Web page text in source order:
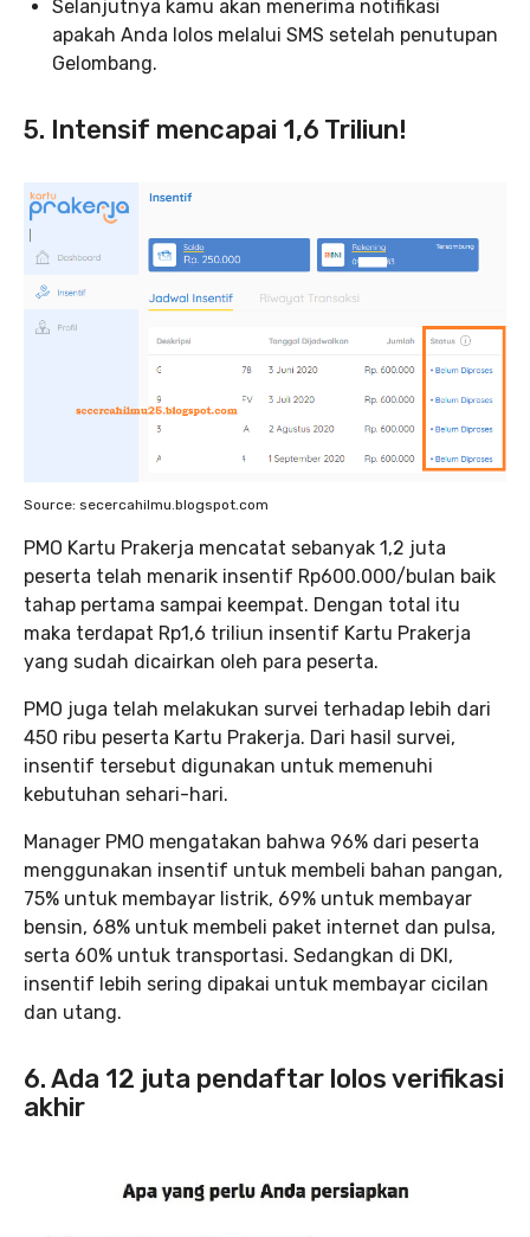
Selanjutnya kamu akan menerima notifikasi
apakah Anda lolos melalui SMS setelah penutupan
Gelombang.
5. Intensif mencapai 1,6 Triliun!
Source: secercahilmu.blogspot.com
PMO Kartu Prakerja mencatat sebanyak 1,2 juta
peserta telah menarik insentif Rp600.000/bulan baik
tahap pertama sampai keempat. Dengan total itu
maka terdapat Rp1,6 triliun insentif Kartu Prakerja
yang sudah dicairkan oleh para peserta.
PMO juga telah melakukan survei terhadap lebih dari
450 ribu peserta Kartu Prakerja. Dari hasil survei,
insentif tersebut digunakan untuk memenuhi
kebutuhan sehari-hari.
Manager PMO mengatakan bahwa 96% dari peserta
menggunakan insentif untuk membeli bahan pangan,
75% untuk membayar listrik, 69% untuk membayar
bensin, 68% untuk membeli paket internet dan pulsa,
serta 60% untuk transportasi. Sedangkan di DKI,
insentif lebih sering dipakai untuk membayar cicilan
dan utang.
6. Ada 12 juta pendaftar lolos verifikasi
akhir